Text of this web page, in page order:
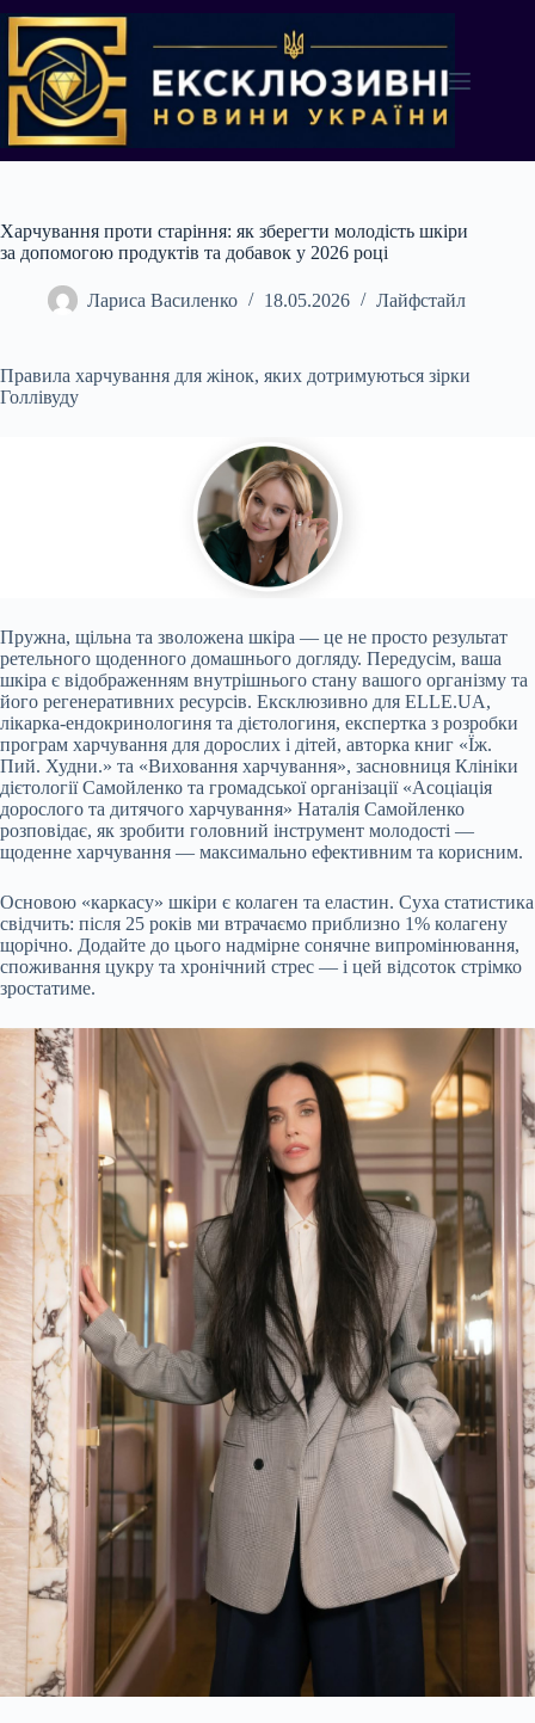
до
вмісту
Харчування проти старіння: як зберегти молодість шкіри
за допомогою продуктів та добавок у 2026 році
Лариса Василенко 18.05.2026 Лайфстайл
Правила харчування для жінок, яких дотримуються зірки
Голлівуду
Пружна, щільна та зволожена шкіра — це не просто результат
ретельного щоденного домашнього догляду. Передусім, ваша
шкіра є відображенням внутрішнього стану вашого організму та
його регенеративних ресурсів. Ексклюзивно для ELLE.UA,
лікарка-ендокринологиня та дієтологиня, експертка з розробки
програм харчування для дорослих і дітей, авторка книг «Їж.
Пий. Худни.» та «Виховання харчування», засновниця Клініки
дієтології Самойленко та громадської організації «Асоціація
дорослого та дитячого харчування» Наталія Самойленко
розповідає, як зробити головний інструмент молодості —
щоденне харчування — максимально ефективним та корисним.
Основою «каркасу» шкіри є колаген та еластин. Суха статистика
свідчить: після 25 років ми втрачаємо приблизно 1% колагену
щорічно. Додайте до цього надмірне сонячне випромінювання,
споживання цукру та хронічний стрес — і цей відсоток стрімко
зростатиме.